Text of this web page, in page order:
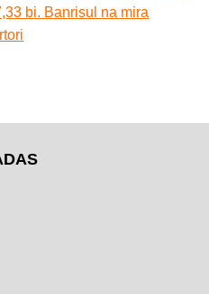
bi. Banrisul na mira